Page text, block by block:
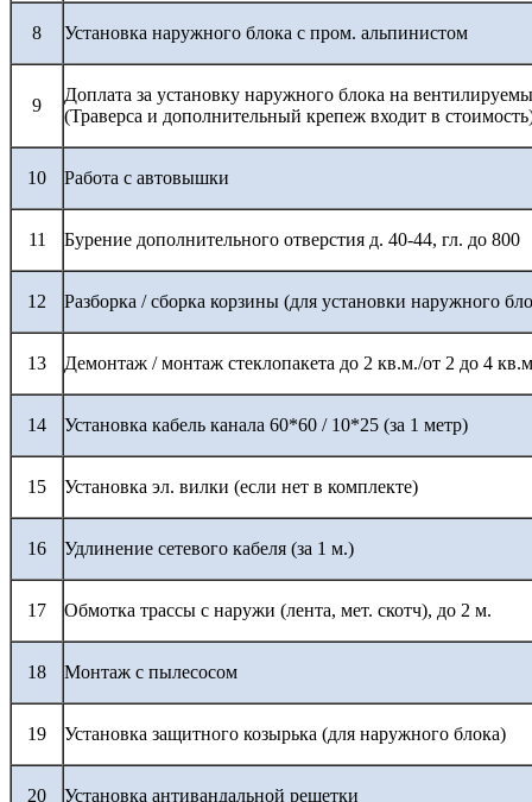
8 Установка наружного блока с пром. альпинистом
9
Доплата за установку наружного блока на
(Траверса и дополнительный крепеж входит в
10 Работа с автовышки
11 Бурение дополнительного отверстия д. 40-44, гл. до 800
12 Разборка / сборка корзины (для установки наружного
13 Демонтаж / монтаж стеклопакета до 2 кв.м./от 2 до 4
14 Установка кабель канала 60*60 / 10*25 (за 1 метр)
15 Установка эл. вилки (если нет в комплекте)
16 Удлинение сетевого кабеля (за 1 м.)
17 Обмотка трассы с наружи (лента, мет. скотч), до 2 м.
18 Монтаж с пылесосом
19 Установка защитного козырька (для наружного блока)
20 Установка антивандальной решетки